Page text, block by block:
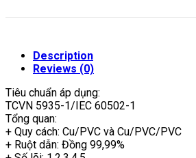
Description
Reviews (0)
Tiêu chuẩn áp dụng:
TCVN 5935-1/IEC 60502-1
Tổng quan:
+ Quy cách: Cu/PVC và Cu/PVC/PVC
+ Ruột dẫn: Đồng 99,99%